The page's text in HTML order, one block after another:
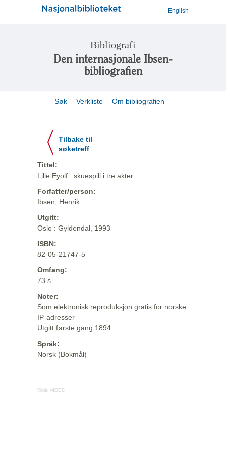
English
Bibliografi
Den internasjonale Ibsen-
bibliografien
Søk Verkliste Om bibliografien
Tilbake til
søketreff
Tittel:
Lille Eyolf : skuespill i tre akter
Forfatter/person:
Ibsen, Henrik
Utgitt:
Oslo : Gyldendal, 1993
ISBN:
82-05-21747-5
Omfang:
73 s.
Noter:
Som elektronisk reproduksjon gratis for norske
IP-adresser
Utgitt første gang 1894
Språk:
Norsk (Bokmål)
Kilde: MODS